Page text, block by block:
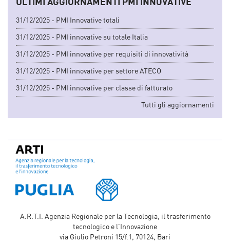
31/12/2025 - PMI Innovative totali
31/12/2025 - PMI innovative su totale Italia
31/12/2025 - PMI innovative per requisiti di innovatività
31/12/2025 - PMI innovative per settore ATECO
31/12/2025 - PMI innovative per classe di fatturato
Tutti gli aggiornamenti
A.R.T.I. Agenzia Regionale per la Tecnologia, il trasferimento
tecnologico e l'Innovazione
via Giulio Petroni 15/f.1, 70124, Bari